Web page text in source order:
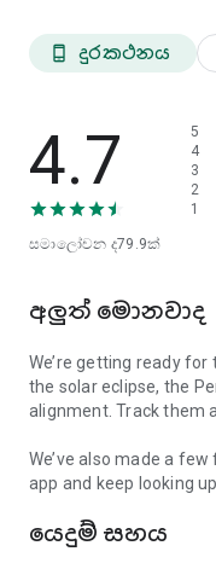
ස්කයි ටොනයිට් නොමිලේ
වාරික නොමැතිව ලබා ගත
වාරික ප්‍රවේශය
දෘශ්‍යමාන අද රාත්‍රියේ,
අහස ගවේෂණය කිරීම
අහස අද රාත්‍රියේබාගත
phone_android දුරකථනය
4.7
සමාලෝචන ද79.9ක්
5
4
3
2
1
අලුත් මොනවාද
We’re getting ready
the solar eclipse, the
alignment. Track them
We’ve also made a
app and keep looking
යෙදුම් සහය